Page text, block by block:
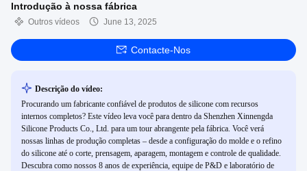
Introdução à nossa fábrica
Outros vídeos June 13, 2025
Contacte-Nos
Descrição do vídeo:
Procurando um fabricante confiável de produtos de silicone com recursos
internos completos? Este vídeo leva você para dentro da Shenzhen Xinnengda
Silicone Products Co., Ltd. para um tour abrangente pela fábrica. Você verá
nossas linhas de produção completas – desde a configuração do molde e o refino
do silicone até o corte, prensagem, aparagem, montagem e controle de qualidade.
Descubra como nossos 8 anos de experiência, equipe de P&D e laboratório de